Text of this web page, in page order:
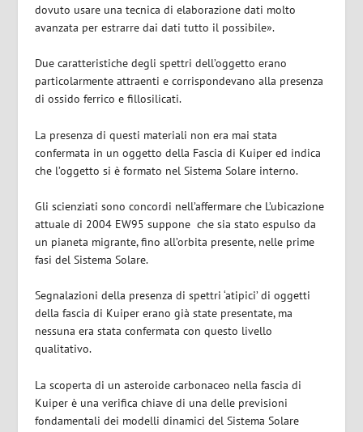
dovuto usare una tecnica di elaborazione dati molto
avanzata per estrarre dai dati tutto il possibile».
Due caratteristiche degli spettri dell’oggetto erano
particolarmente attraenti e corrispondevano alla presenza
di ossido ferrico e fillosilicati.
La presenza di questi materiali non era mai stata
confermata in un oggetto della Fascia di Kuiper ed indica
che l’oggetto si è formato nel Sistema Solare interno.
Gli scienziati sono concordi nell’affermare che L’ubicazione
attuale di 2004 EW95 suppone che sia stato espulso da
un pianeta migrante, fino all’orbita presente, nelle prime
fasi del Sistema Solare.
Segnalazioni della presenza di spettri ‘atipici’ di oggetti
della fascia di Kuiper erano già state presentate, ma
nessuna era stata confermata con questo livello
qualitativo.
La scoperta di un asteroide carbonaceo nella fascia di
Kuiper è una verifica chiave di una delle previsioni
fondamentali dei modelli dinamici del Sistema Solare